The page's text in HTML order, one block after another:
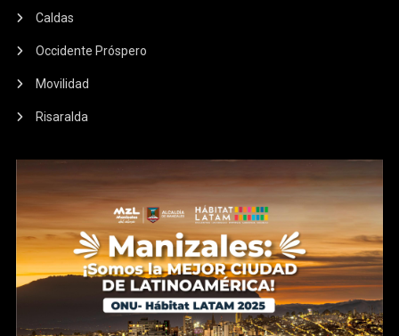
Caldas
Occidente Próspero
Movilidad
Risaralda